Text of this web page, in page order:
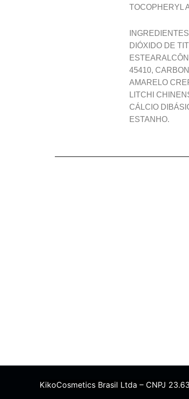
TOCOPHERYL
DIÓXIDO DE
45410,
AMARELO
LITCHI
CÁLCIO
ESTANHO.
KikoCosmetics Brasil Ltda – CNPJ